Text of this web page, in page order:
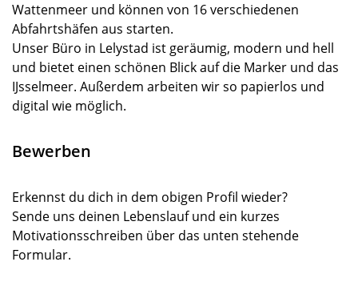
Wattenmeer und können von 16 verschiedenen
Abfahrtshäfen aus starten.
Unser Büro in Lelystad ist geräumig, modern und hell
und bietet einen schönen Blick auf die Marker und das
IJsselmeer. Außerdem arbeiten wir so papierlos und
digital wie möglich.
Bewerben
Erkennst du dich in dem obigen Profil wieder?
Sende uns deinen Lebenslauf und ein kurzes
Motivationsschreiben über das unten stehende
Formular.